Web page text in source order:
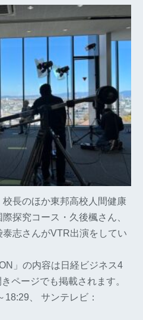
長のほか東邦高校人間健康
探究コース・久後楓さん、
志さんがVTR出演をしてい
」の内容は日経ビジネス4
ページでも掲載されます。
、 サンテレビ：